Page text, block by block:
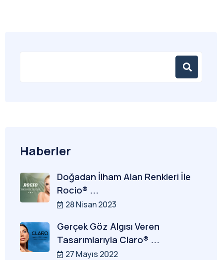
Haberler
Doğadan İlham Alan Renkleri İle
Rocio® ...
28 Nisan 2023
Gerçek Göz Algısı Veren
Tasarımlarıyla Claro® ...
27 Mayıs 2022